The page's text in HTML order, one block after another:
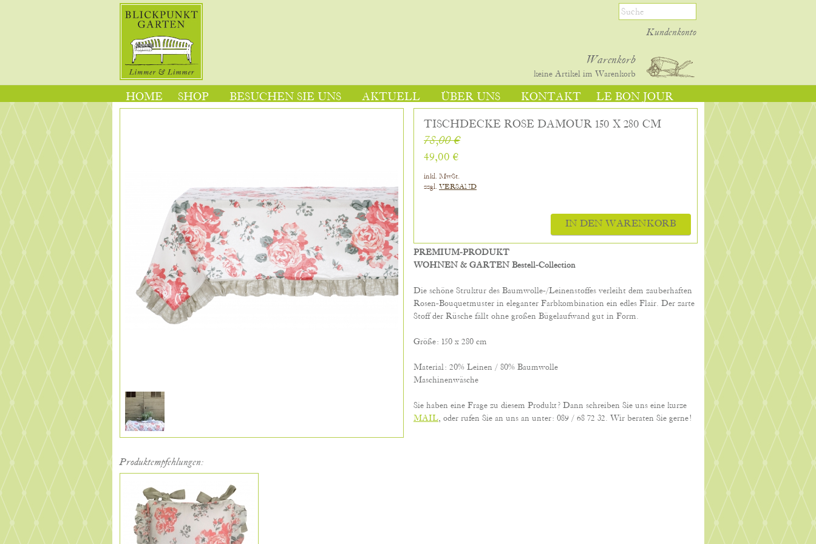
Kundenkonto
Warenkorb
keine Artikel im Warenkorb
HOME SHOP BESUCHEN SIE UNS AKTUELL ÜBER UNS KONTAKT LE BON JOUR
Produktempfehlungen:
TISCHDECKE ROSE DAMOUR 150 X 280 CM
78,00 €
49,00 €
inkl. MwSt.
zzgl. VERSAND
IN DEN WARENKORB
PREMIUM-PRODUKT
WOHNEN & GARTEN Bestell-Collection
Die schöne Struktur des Baumwolle-/Leinenstoffes verleiht dem zauberhaften
Rosen-Bouquetmuster in eleganter Farbkombination ein edles Flair. Der zarte
Stoff der Rüsche fällt ohne großen Bügelaufwand gut in Form.
Größe: 150 x 280 cm
Material: 20% Leinen / 80% Baumwolle
Maschinenwäsche
Sie haben eine Frage zu diesem Produkt? Dann schreiben Sie uns eine kurze
MAIL, oder rufen Sie an uns an unter: 089 / 68 72 32. Wir beraten Sie gerne!